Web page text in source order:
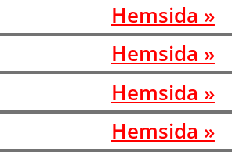
Hemsida »
Hemsida »
Hemsida »
Hemsida »